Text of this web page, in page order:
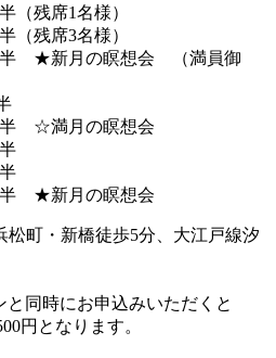
（残席1名様）
（残席3名様）
半 ★新月の瞑想会 （満員御
半 ☆満月の瞑想会
半 ★新月の瞑想会
松町・新橋徒歩5分、大江戸線汐
と同時にお申込みいただくと
円となります。